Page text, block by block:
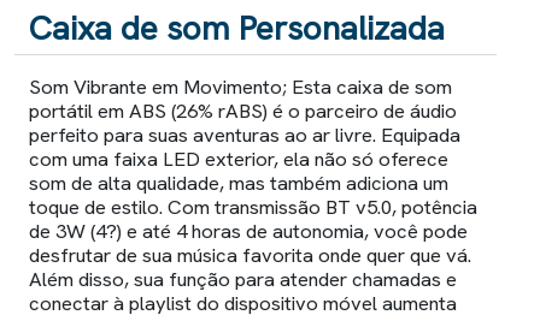
Caixa de som Personalizada
Som Vibrante em Movimento; Esta caixa de som
portátil em ABS (26% rABS) é o parceiro de áudio
perfeito para suas aventuras ao ar livre. Equipada
com uma faixa LED exterior, ela não só oferece
som de alta qualidade, mas também adiciona um
toque de estilo. Com transmissão BT v5.0, potência
de 3W (4?) e até 4 horas de autonomia, você pode
desfrutar de sua música favorita onde quer que vá.
Além disso, sua função para atender chamadas e
conectar à playlist do dispositivo móvel aumenta